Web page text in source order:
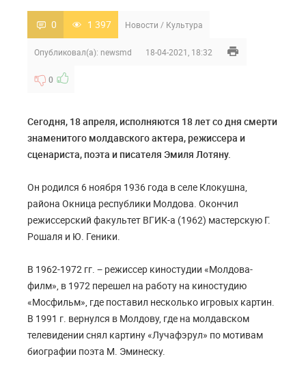
0 1 397 Новости / Культура
Опубликовал(а): newsmd 18-04-2021, 18:32
0
Сегодня, 18 апреля, исполняются 18 лет со дня смерти
знаменитого молдавского актера, режиссера и
сценариста, поэта и писателя Эмиля Лотяну.
Он родился 6 ноября 1936 года в селе Клокушна,
района Окница республики Молдова. Окончил
режиссерский факультет ВГИК-а (1962) мастерскую Г.
Рошаля и Ю. Геники.
В 1962-1972 гг. − режиссер киностудии «Молдова-
филм», в 1972 перешел на работу на киностудию
«Мосфильм», где поставил несколько игровых картин.
В 1991 г. вернулся в Молдову, где на молдавском
телевидении снял картину «Лучафэрул» по мотивам
биографии поэта М. Эминеску.